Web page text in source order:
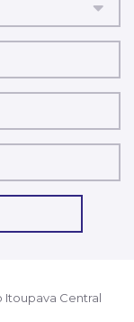
Itoupava Central